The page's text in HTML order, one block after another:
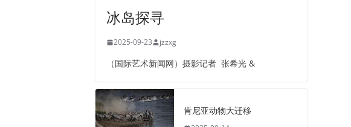
冰岛探寻
2025-09-23 jzzxg
（国际艺术新闻网）摄影记者 张希光 &
肯尼亚动物大迁移